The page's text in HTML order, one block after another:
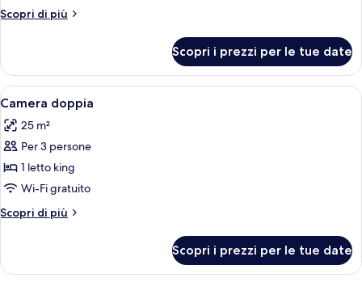
Scopri di più
Altri
doppia,
balcone
Scopri i prezzi per le tue date
Apri
tutte
le
foto
per
Camera
doppia
Camera d'albergo con un letto
5
Camera doppia
25 m²
Per 3 persone
1 letto king
Wi-Fi gratuito
Scopri di più
Altri
doppia
Scopri i prezzi per le tue date